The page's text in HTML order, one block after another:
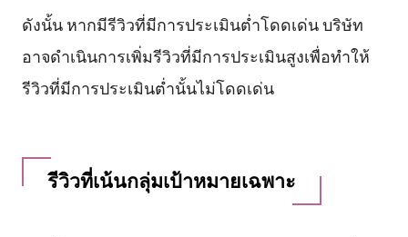
ดังนั้น หากมีรีวิวที่มีการประเมินต่ำโดดเด่น บริษัท
อาจดำเนินการเพิ่มรีวิวที่มีการประเมินสูงเพื่อทำให้
รีวิวที่มีการประเมินต่ำนั้นไม่โดดเด่น
รีวิวที่เน้นกลุ่มเป้าหมายเฉพาะ